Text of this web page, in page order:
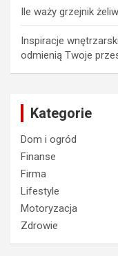
Ile waży grzejnik
Inspiracje
odmienią Twoje
Kategorie
Dom i ogród
Finanse
Firma
Lifestyle
Motoryzacja
Zdrowie